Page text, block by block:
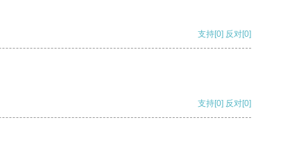
支持[0] 反对[0]
支持[0] 反对[0]